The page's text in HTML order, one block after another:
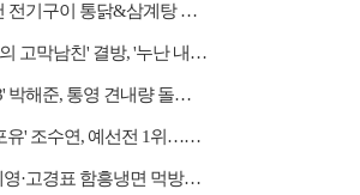
'전현무계획4' 인천 전기구이 통닭&삼계탕 노포 맛집 탐방
'더 시즌즈-성시경의 고막남친' 결방, '누난 내게 여자...
'언니네 산지직송3' 박해준, 통영 견내량 돌미역 조업 ...
[종합] '미스트롯 포유' 조수연, 예선전 1위…신윤승 지...
'나 혼자 산다' 류혜영·고경표 함흥냉면 먹방→남산 산책